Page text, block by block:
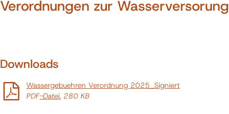
Verordnungen zur Wasserversorung
Downloads
Wassergebuehren Verordnung 2025_Signiert
PDF-Datei, 280 KB